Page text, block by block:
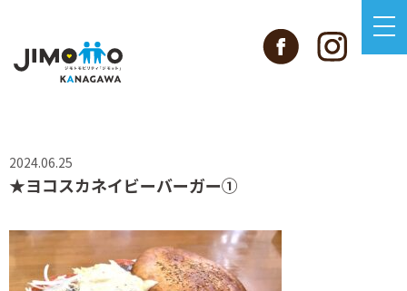
2024.06.25
★ヨコスカネイビーバーガー①